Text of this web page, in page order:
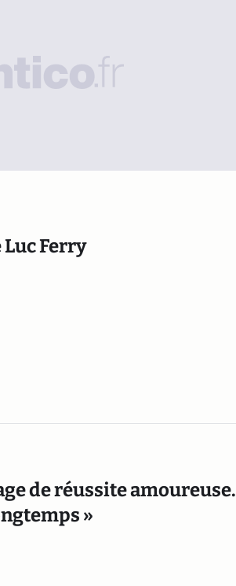
Ferry
de réussite amoureuse.
»